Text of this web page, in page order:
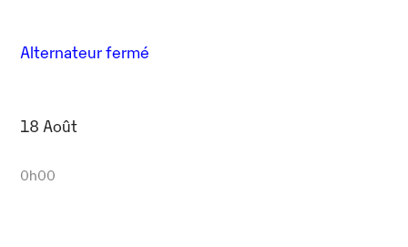
Alternateur fermé
18 Août
0h00